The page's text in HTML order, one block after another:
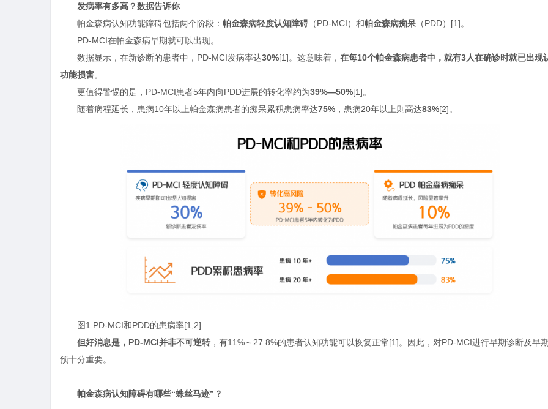
发病率有多高？数据告诉你
帕金森病认知功能障碍包括两个阶段： 帕金森病轻度认知障碍 （PD-MCI）和帕金森病痴呆 （PDD）[1]。
PD-MCI在帕金森病早期就可以出现。
数据显示，在新诊断的患者中，PD-MCI发病率达30%[1]。这意味着， 在每10个帕金森病患者中，就有3人在确诊时就已出现
功能损害。
更值得警惕的是，PD-MCI患者5年内向PDD进展的转化率约为39%—50%[1]。
随着病程延长，患病10年以上帕金森病患者的痴呆累积患病率达75% ，患病20年以上则高达83%[2]。
图1.PD-MCI和PDD的患病率[1,2]
但好消息是， PD-MCI并非不可逆转 ，有11%～27.8%的患者认知功能可以恢复正常[1]。因此，对PD-MCI进行早期诊断及早
预十分重要。
帕金森病认知障碍有哪些“蛛丝马迹”？